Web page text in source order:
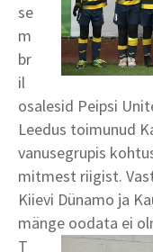
se
m
br
il
osalesid Peipsi
Leedus toimunud
vanusegrupis
mitmest riigist.
Kiievi Dünamo ja
mänge oodata ei
T